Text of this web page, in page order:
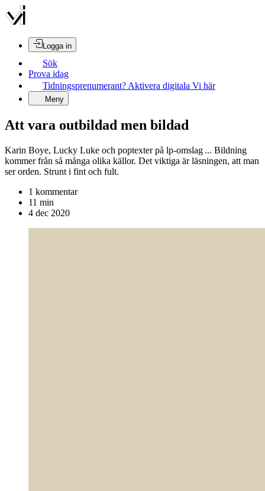
Logga in
Sök
Prova idag
Tidningsprenumerant? Aktivera digitala Vi här
Meny
Att vara outbildad men bildad
Karin Boye, Lucky Luke och poptexter på lp-omslag ... Bildning
kommer från så många olika källor. Det viktiga är läsningen, att man
ser orden. Strunt i fint och fult.
1 kommentar
11 min
4 dec 2020